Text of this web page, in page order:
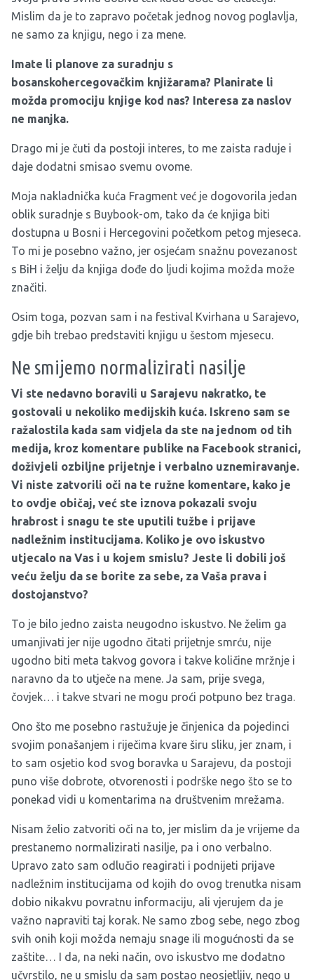
Mislim da je to zapravo početak jednog novog poglavlja,
ne samo za knjigu, nego i za mene.
Imate li planove za suradnju s
bosanskohercegovačkim knjižarama? Planirate li
možda promociju knjige kod nas? Interesa za naslov
ne manjka.
Drago mi je čuti da postoji interes, to me zaista raduje i
daje dodatni smisao svemu ovome.
Moja nakladnička kuća Fragment već je dogovorila jedan
oblik suradnje s Buybook-om, tako da će knjiga biti
dostupna u Bosni i Hercegovini početkom petog mjeseca.
To mi je posebno važno, jer osjećam snažnu povezanost
s BiH i želju da knjiga dođe do ljudi kojima možda može
značiti.
Osim toga, pozvan sam i na festival Kvirhana u Sarajevo,
gdje bih trebao predstaviti knjigu u šestom mjesecu.
Ne smijemo normalizirati nasilje
Vi ste nedavno boravili u Sarajevu nakratko, te
gostovali u nekoliko medijskih kuća. Iskreno sam se
ražalostila kada sam vidjela da ste na jednom od tih
medija, kroz komentare publike na Facebook stranici,
doživjeli ozbiljne prijetnje i verbalno uznemiravanje.
Vi niste zatvorili oči na te ružne komentare, kako je
to ovdje običaj, već ste iznova pokazali svoju
hrabrost i snagu te ste uputili tužbe i prijave
nadležnim institucijama. Koliko je ovo iskustvo
utjecalo na Vas i u kojem smislu? Jeste li dobili još
veću želju da se borite za sebe, za Vaša prava i
dostojanstvo?
To je bilo jedno zaista neugodno iskustvo. Ne želim ga
umanjivati jer nije ugodno čitati prijetnje smrću, nije
ugodno biti meta takvog govora i takve količine mržnje i
naravno da to utječe na mene. Ja sam, prije svega,
čovjek… i takve stvari ne mogu proći potpuno bez traga.
Ono što me posebno rastužuje je činjenica da pojedinci
svojim ponašanjem i riječima kvare širu sliku, jer znam, i
to sam osjetio kod svog boravka u Sarajevu, da postoji
puno više dobrote, otvorenosti i podrške nego što se to
ponekad vidi u komentarima na društvenim mrežama.
Nisam želio zatvoriti oči na to, jer mislim da je vrijeme da
prestanemo normalizirati nasilje, pa i ono verbalno.
Upravo zato sam odlučio reagirati i podnijeti prijave
nadležnim institucijama od kojih do ovog trenutka nisam
dobio nikakvu povratnu informaciju, ali vjerujem da je
važno napraviti taj korak. Ne samo zbog sebe, nego zbog
svih onih koji možda nemaju snage ili mogućnosti da se
zaštite… I da, na neki način, ovo iskustvo me dodatno
učvrstilo, ne u smislu da sam postao neosjetljiv, nego u